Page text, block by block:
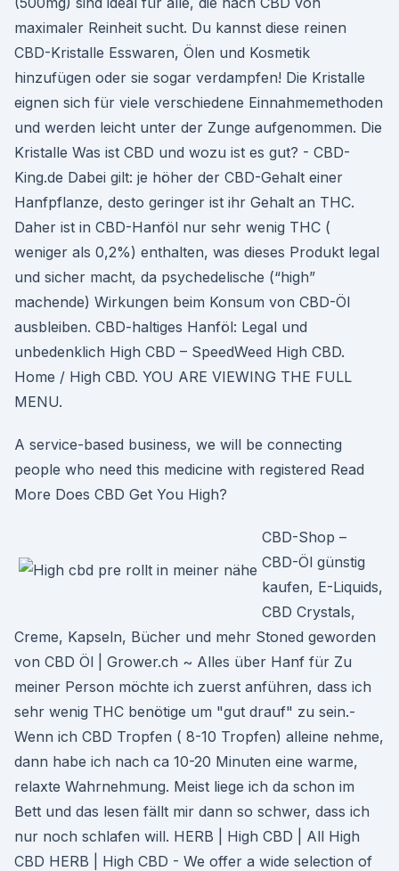
maximaler Reinheit sucht. Du kannst diese reinen
CBD-Kristalle Esswaren, Ölen und Kosmetik
hinzufügen oder sie sogar verdampfen! Die Kristalle
eignen sich für viele verschiedene Einnahmemethoden
und werden leicht unter der Zunge aufgenommen. Die
Kristalle Was ist CBD und wozu ist es gut? - CBD-
King.de Dabei gilt: je höher der CBD-Gehalt einer
Hanfpflanze, desto geringer ist ihr Gehalt an THC.
Daher ist in CBD-Hanföl nur sehr wenig THC (
weniger als 0,2%) enthalten, was dieses Produkt legal
und sicher macht, da psychedelische (“high”
machende) Wirkungen beim Konsum von CBD-Öl
ausbleiben. CBD-haltiges Hanföl: Legal und
unbedenklich High CBD – SpeedWeed High CBD.
Home / High CBD. YOU ARE VIEWING THE FULL
MENU.
A service-based business, we will be connecting
people who need this medicine with registered Read
More Does CBD Get You High?
CBD-Shop –
CBD-Öl günstig
kaufen, E-Liquids,
CBD Crystals,
Creme, Kapseln, Bücher und mehr Stoned geworden
von CBD Öl | Grower.ch ~ Alles über Hanf für Zu
meiner Person möchte ich zuerst anführen, dass ich
sehr wenig THC benötige um "gut drauf" zu sein.-
Wenn ich CBD Tropfen ( 8-10 Tropfen) alleine nehme,
dann habe ich nach ca 10-20 Minuten eine warme,
relaxte Wahrnehmung. Meist liege ich da schon im
Bett und das lesen fällt mir dann so schwer, dass ich
nur noch schlafen will. HERB | High CBD | All High
CBD HERB | High CBD - We offer a wide selection of